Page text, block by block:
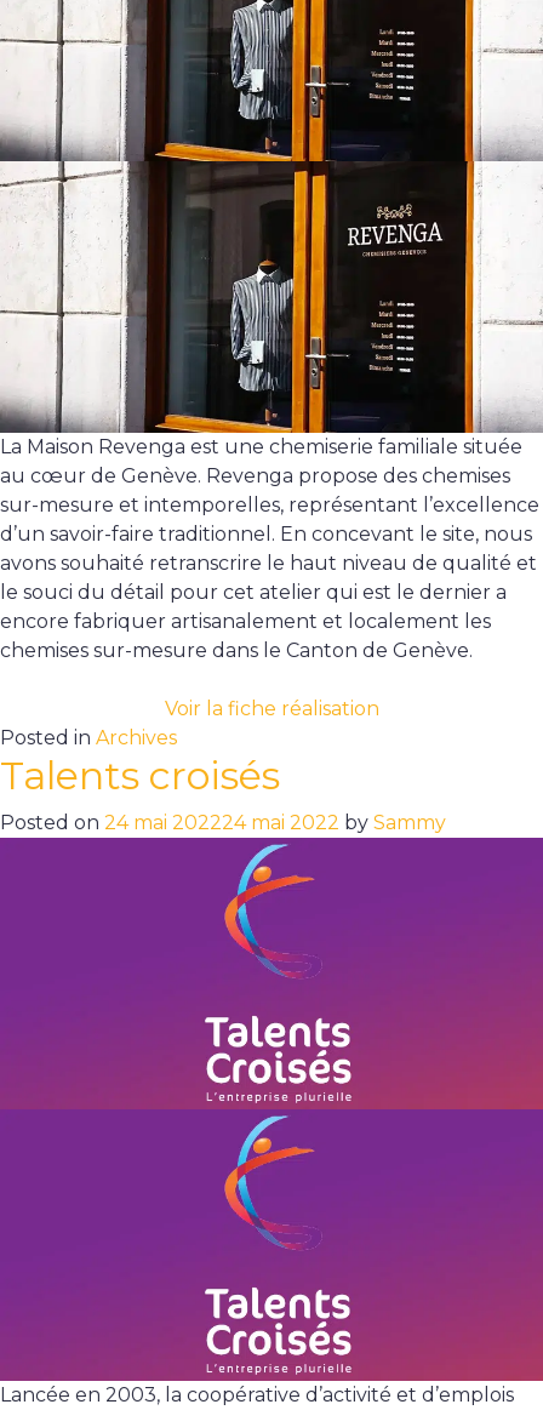
La Maison Revenga est une chemiserie familiale située
au cœur de Genève. Revenga propose des chemises
sur-mesure et intemporelles, représentant l’excellence
d’un savoir-faire traditionnel. En concevant le site, nous
avons souhaité retranscrire le haut niveau de qualité et
le souci du détail pour cet atelier qui est le dernier a
encore fabriquer artisanalement et localement les
chemises sur-mesure dans le Canton de Genève.
Voir la fiche réalisation
Posted in Archives
Talents croisés
Posted on 24 mai 202224 mai 2022 by Sammy
Lancée en 2003, la coopérative d’activité et d’emplois